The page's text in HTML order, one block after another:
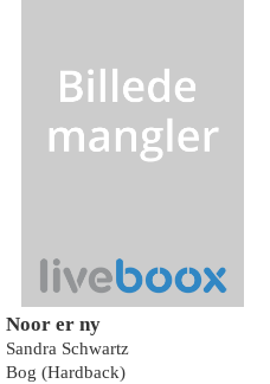
Noor er ny
Sandra Schwartz
Bog (Hardback)